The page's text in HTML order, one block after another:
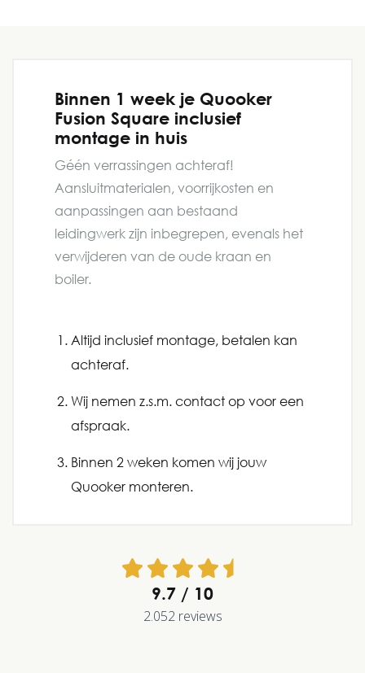
Binnen 1 week je Quooker
Fusion Square inclusief
montage in huis
Géén verrassingen achteraf!
Aansluitmaterialen, voorrijkosten en
aanpassingen aan bestaand
leidingwerk zijn inbegrepen, evenals het
verwijderen van de oude kraan en
boiler.
Altijd inclusief montage, betalen kan
achteraf.
Wij nemen z.s.m. contact op voor een
afspraak.
Binnen 2 weken komen wij jouw
Quooker monteren.
9.7
2.052 reviews